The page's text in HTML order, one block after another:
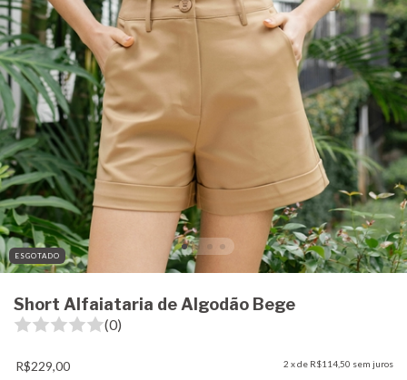
ESGOTADO
Short Alfaiataria de Algodão Bege
(0)
R$229,00 2 x de R$114,50 sem juros